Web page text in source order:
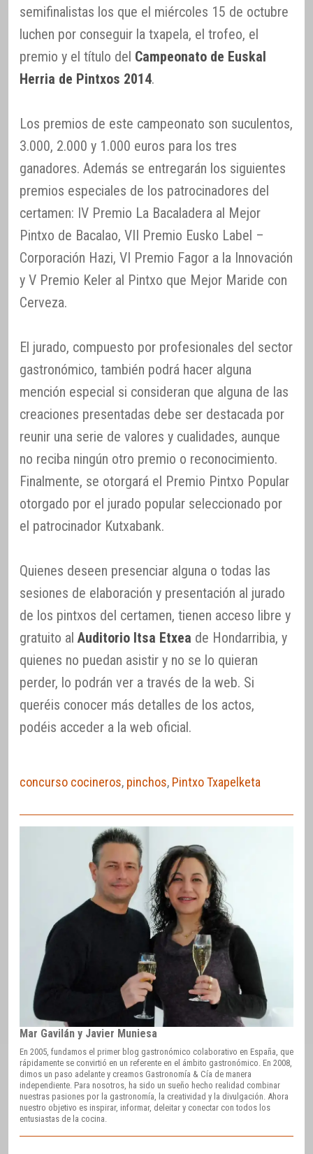
semifinalistas los que el miércoles 15 de octubre
luchen por conseguir la txapela, el trofeo, el
premio y el título del Campeonato de Euskal
Herria de Pintxos 2014.
Los premios de este campeonato son suculentos,
3.000, 2.000 y 1.000 euros para los tres
ganadores. Además se entregarán los siguientes
premios especiales de los patrocinadores del
certamen: IV Premio La Bacaladera al Mejor
Pintxo de Bacalao, VII Premio Eusko Label –
Corporación Hazi, VI Premio Fagor a la Innovación
y V Premio Keler al Pintxo que Mejor Maride con
Cerveza.
El jurado, compuesto por profesionales del sector
gastronómico, también podrá hacer alguna
mención especial si consideran que alguna de las
creaciones presentadas debe ser destacada por
reunir una serie de valores y cualidades, aunque
no reciba ningún otro premio o reconocimiento.
Finalmente, se otorgará el Premio Pintxo Popular
otorgado por el jurado popular seleccionado por
el patrocinador Kutxabank.
Quienes deseen presenciar alguna o todas las
sesiones de elaboración y presentación al jurado
de los pintxos del certamen, tienen acceso libre y
gratuito al Auditorio Itsa Etxea de Hondarribia, y
quienes no puedan asistir y no se lo quieran
perder, lo podrán ver a través de la web. Si
queréis conocer más detalles de los actos,
podéis acceder a la web oficial.
concurso cocineros, pinchos, Pintxo Txapelketa
Mar Gavilán y Javier Muniesa
En 2005, fundamos el primer blog gastronómico colaborativo en España, que
rápidamente se convirtió en un referente en el ámbito gastronómico. En 2008,
dimos un paso adelante y creamos Gastronomía & Cía de manera
independiente. Para nosotros, ha sido un sueño hecho realidad combinar
nuestras pasiones por la gastronomía, la creatividad y la divulgación. Ahora
nuestro objetivo es inspirar, informar, deleitar y conectar con todos los
entusiastas de la cocina.